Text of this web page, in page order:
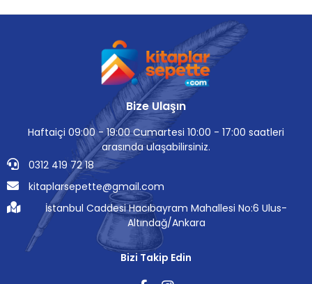
Bize Ulaşın
Haftaiçi 09:00 - 19:00 Cumartesi 10:00 - 17:00 saatleri
arasında ulaşabilirsiniz.
0312 419 72 18
kitaplarsepette@gmail.com
İstanbul Caddesi Hacıbayram Mahallesi No:6 Ulus-
Altındağ/Ankara
Bizi Takip Edin